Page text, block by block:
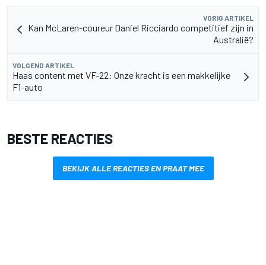
VORIG ARTIKEL
Kan McLaren-coureur Daniel Ricciardo competitief zijn in
Australië?
VOLGEND ARTIKEL
Haas content met VF-22: Onze kracht is een makkelijke
F1-auto
BESTE REACTIES
BEKIJK ALLE REACTIES EN PRAAT MEE